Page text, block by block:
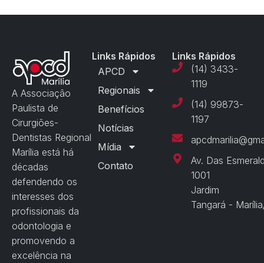
A Associação
Paulista de
Cirurgiões-
Dentistas Regional
Marília está há
décadas
defendendo os
interesses dos
profissionais da
odontologia e
promovendo a
excelência na
Links Rápidos
APCD
Regionais
Benefícios
Notícias
Mídia
Contato
Links Rápidos
(14) 3433-
1119
(14) 99873-
1197
Av. Das
1001
Jardim
Tangará -